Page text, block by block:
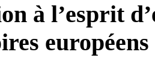
à l’esprit
européens